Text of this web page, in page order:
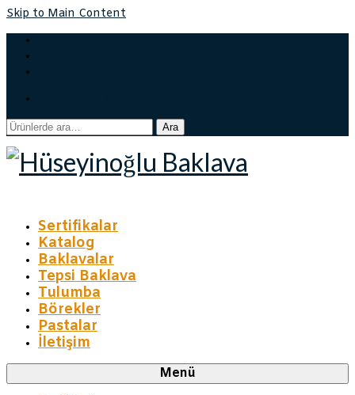
Skip to Main Content
Ara:
Ara
Sertifikalar
Katalog
Baklavalar
Tepsi Baklava
Tulumba
Börekler
Pastalar
İletişim
Menü